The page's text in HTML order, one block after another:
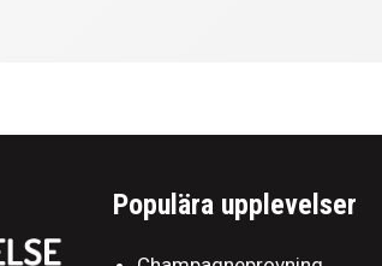
Populära upplevelser